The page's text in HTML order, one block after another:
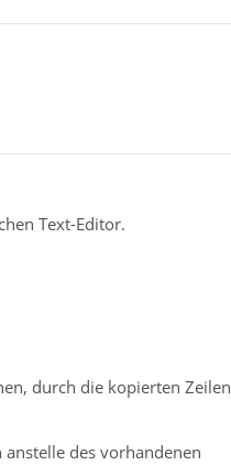
Text-Editor.
durch die kopierten Zeilen
des vorhandenen